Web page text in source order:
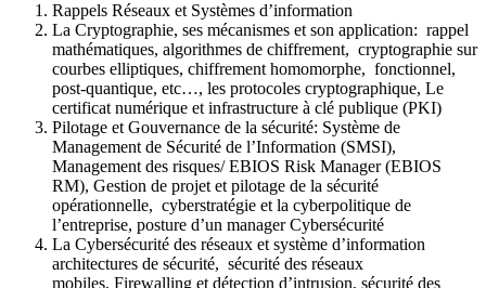
Rappels Réseaux et Systèmes d’information
La Cryptographie, ses mécanismes et son application: rappel
mathématiques, algorithmes de chiffrement, cryptographie sur
courbes elliptiques, chiffrement homomorphe, fonctionnel,
post-quantique, etc…, les protocoles cryptographique, Le
certificat numérique et infrastructure à clé publique (PKI)
Pilotage et Gouvernance de la sécurité: Système de
Management de Sécurité de l’Information (SMSI),
Management des risques/ EBIOS Risk Manager (EBIOS
RM), Gestion de projet et pilotage de la sécurité
opérationnelle, cyberstratégie et la cyberpolitique de
l’entreprise, posture d’un manager Cybersécurité
La Cybersécurité des réseaux et système d’information
architectures de sécurité, sécurité des réseaux
mobiles, Firewalling et détection d’intrusion, sécurité des